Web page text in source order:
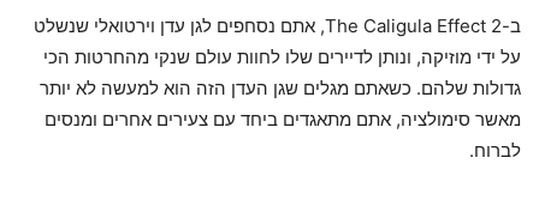
ב-The Caligula Effect 2, אתם נסחפים לגן עדן וירטואלי שנשלט
על ידי מוזיקה, ונותן לדיירים שלו לחוות עולם שנקי מהחרטות הכי
גדולות שלהם. כשאתם מגלים שגן העדן הזה הוא למעשה לא יותר
מאשר סימולציה, אתם מתאגדים ביחד עם צעירים אחרים ומנסים
לברוח.